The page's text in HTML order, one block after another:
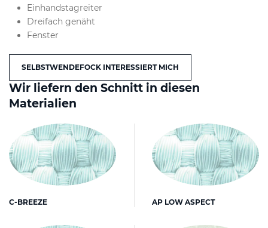
Einhandstagreiter
Dreifach genäht
Fenster
SELBSTWENDEFOCK INTERESSIERT MICH
Wir liefern den Schnitt in diesen
Materialien
C-BREEZE AP LOW ASPECT